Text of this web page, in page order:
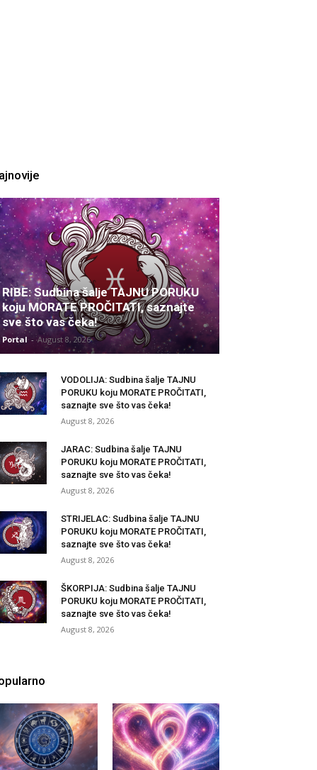
RIBE: Sudbina šalje TAJNU PORUKU
koju MORATE PROČITATI, saznajte
sve što vas čeka!
Portal - August 8, 2026
VODOLIJA: Sudbina šalje TAJNU
PORUKU koju MORATE PROČITATI,
saznajte sve što vas čeka!
August 8, 2026
JARAC: Sudbina šalje TAJNU
PORUKU koju MORATE PROČITATI,
saznajte sve što vas čeka!
August 8, 2026
STRIJELAC: Sudbina šalje TAJNU
PORUKU koju MORATE PROČITATI,
saznajte sve što vas čeka!
August 8, 2026
ŠKORPIJA: Sudbina šalje TAJNU
PORUKU koju MORATE PROČITATI,
saznajte sve što vas čeka!
August 8, 2026